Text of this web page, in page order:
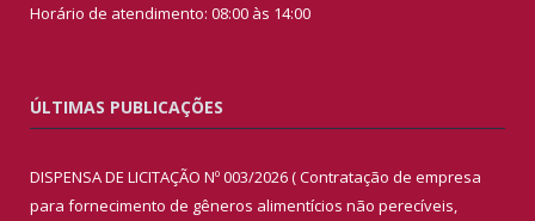
Horário de atendimento: 08:00 às 14:00
ÚLTIMAS PUBLICAÇÕES
DISPENSA DE LICITAÇÃO Nº 003/2026 ( Contratação de empresa
para fornecimento de gêneros alimentícios não perecíveis,